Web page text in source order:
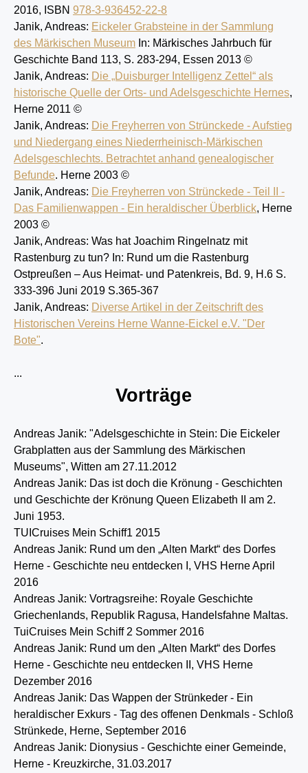
2016, ISBN 978-3-936452-22-8
Janik, Andreas: Eickeler Grabsteine in der Sammlung
des Märkischen Museum In: Märkisches Jahrbuch für
Geschichte Band 113, S. 283-294, Essen 2013 ©
Janik, Andreas: Die „Duisburger Intelligenz Zettel“ als
historische Quelle der Orts- und Adelsgeschichte Hernes,
Herne 2011 ©
Janik, Andreas: Die Freyherren von Strünckede - Aufstieg
und Niedergang eines Niederrheinisch-Märkischen
Adelsgeschlechts. Betrachtet anhand genealogischer
Befunde. Herne 2003 ©
Janik, Andreas: Die Freyherren von Strünckede - Teil II -
Das Familienwappen - Ein heraldischer Überblick, Herne
2003 ©
Janik, Andreas: Was hat Joachim Ringelnatz mit
Rastenburg zu tun? In: Rund um die Rastenburg
Ostpreußen – Aus Heimat- und Patenkreis, Bd. 9, H.6 S.
333-396 Juni 2019 S.365-367
Janik, Andreas: Diverse Artikel in der Zeitschrift des
Historischen Vereins Herne Wanne-Eickel e.V. "Der
Bote".
...
Vorträge
Andreas Janik: "Ade lsgeschichte in Stein: Die Eickeler
Grabplatten aus der Sammlung des Märkischen
Museums", Witten am 27.11.2012
Andreas Janik: Das ist doch die Krönung - Geschichten
und Geschichte der Krönung Queen Elizabeth II am 2.
Juni 1953.
TUICruises Mein Schiff1 2015
Andreas Janik: Rund um den „Alten Markt“ des Dorfes
Herne - Geschichte neu entdecken I, VHS Herne April
2016
Andreas Janik: Vortragsreihe: Royale Geschichte
Griechenlands, Republik Ragusa, Handelsfahne Maltas.
TuiCruises Mein Schiff 2 Sommer 2016
Andreas Janik: Rund um den „Alten Markt“ des Dorfes
Herne - Geschichte neu entdecken II, VHS Herne
Dezember 2016
Andreas Janik: Das Wappen der Strünkeder - Ein
heraldischer Exkurs - Tag des offenen Denkmals - Schloß
Strünkede, Herne, September 2016
Andreas Janik: Dionysius - Geschichte einer Gemeinde,
Herne - Kreuzkirche, 31.03.2017